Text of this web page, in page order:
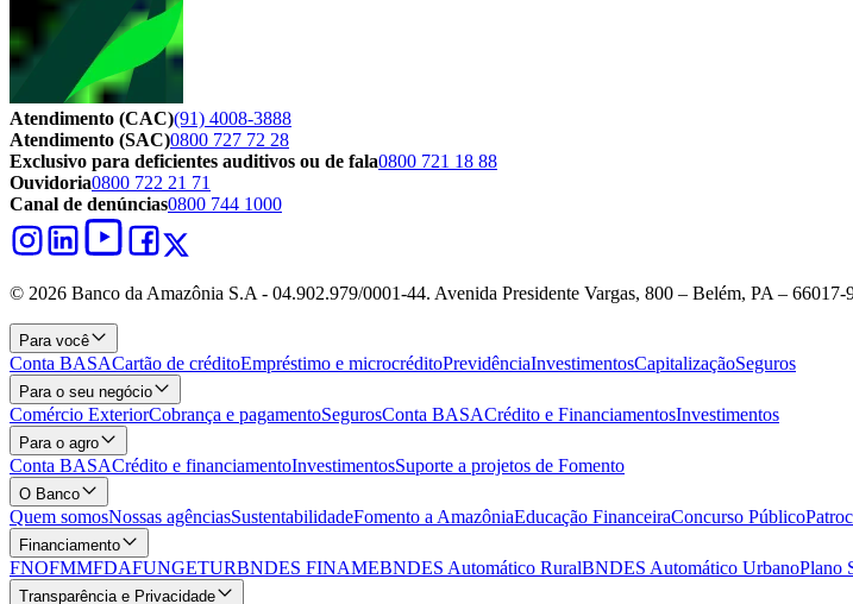
Atendimento (CAC)(91) 4008-3888
Atendimento (SAC)0800 727 72 28
Exclusivo para deficientes auditivos ou de fala0800 721 18 88
Ouvidoria0800 722 21 71
Canal de denúncias0800 744 1000
© 2026 Banco da Amazônia S.A - 04.902.979/0001‐44. Avenida Presidente Vargas, 800 – Belém, PA – 66017-
Para você
Conta BASACartão de créditoEmpréstimo e microcréditoPrevidênciaInvestimentosCapitalizaçãoSeguros
Para o seu negócio
Comércio ExteriorCobrança e pagamentoSegurosConta BASACrédito e FinanciamentosInvestimentos
Para o agro
Conta BASACrédito e financiamentoInvestimentosSuporte a projetos de Fomento
O Banco
Quem somosNossas agênciasSustentabilidadeFomento a AmazôniaEducação FinanceiraConcurso Público
Financiamento
FNOFMMFDAFUNGETURBNDES FINAMEBNDES Automático RuralBNDES Automático UrbanoPlano
Transparência e Privacidade